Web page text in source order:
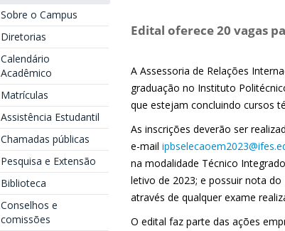
Sobre o Campus
Diretorias
Calendário
Acadêmico
Matrículas
Assistência Estudantil
Chamadas públicas
Pesquisa e Extensão
Biblioteca
Conselhos e
comissões
Edital oferece 20 vagas
A Assessoria de Relações
graduação no Instituto
que estejam concluindo cursos
As inscrições deverão ser
e-mail
na modalidade Técnico
letivo de 2023; e possuir nota
através de qualquer exame
O edital faz parte das ações